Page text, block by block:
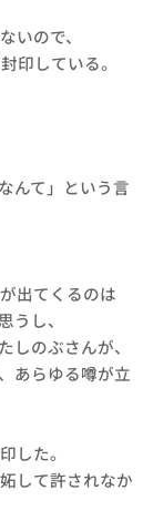
いので、
印している。
んて」という言
出てくるのは
し、
のぶさんが、
あらゆる噂が立
した。
して許されなか